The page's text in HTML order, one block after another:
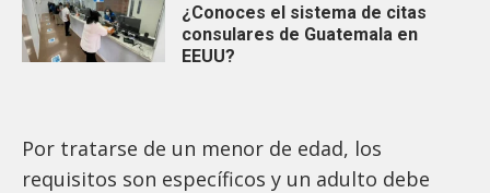
¿Conoces el sistema de citas
consulares de Guatemala en
EEUU?
Por tratarse de un menor de edad, los
requisitos son específicos y un adulto debe